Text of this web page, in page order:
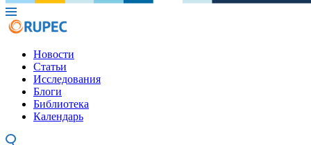
Новости
Статьи
Исследования
Блоги
Библиотека
Календарь